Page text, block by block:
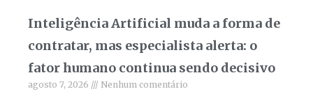
Inteligência Artificial muda a forma de
contratar, mas especialista alerta: o
fator humano continua sendo decisivo
agosto 7, 2026 Nenhum comentário